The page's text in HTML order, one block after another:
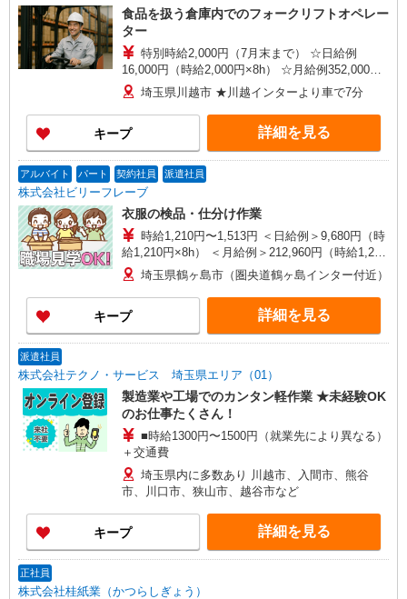
食品を扱う倉庫内でのフォークリフトオペレー
ター
特別時給2,000円（7月末まで） ☆日給例
16,000円（時給2,000円×8h） ☆月給例352,000円
（時給2,000円×8h×22日） 時給1,700円〜2,125円
（通常時給） ※経験・能力等による
埼玉県川越市 ★川越インターより車で7分
キープ 詳細を見る
アルバイト パート 契約社員 派遣社員
株式会社ビリーフレーブ
衣服の検品・仕分け作業
時給1,210円〜1,513円 ＜日給例＞9,680円（時
給1,210円×8h） ＜月給例＞212,960円（時給1,210
円×8h×22日） ※経験・能力等による
埼玉県鶴ヶ島市（圏央道鶴ヶ島インター付近）
キープ 詳細を見る
派遣社員
株式会社テクノ・サービス 埼玉県エリア（01）
製造業や工場でのカンタン軽作業 ★未経験OK
のお仕事たくさん！
■時給1300円〜1500円（就業先により異なる）
＋交通費
埼玉県内に多数あり 川越市、入間市、熊谷
市、川口市、狭山市、越谷市など
キープ 詳細を見る
正社員
株式会社桂紙業（かつらしぎょう）